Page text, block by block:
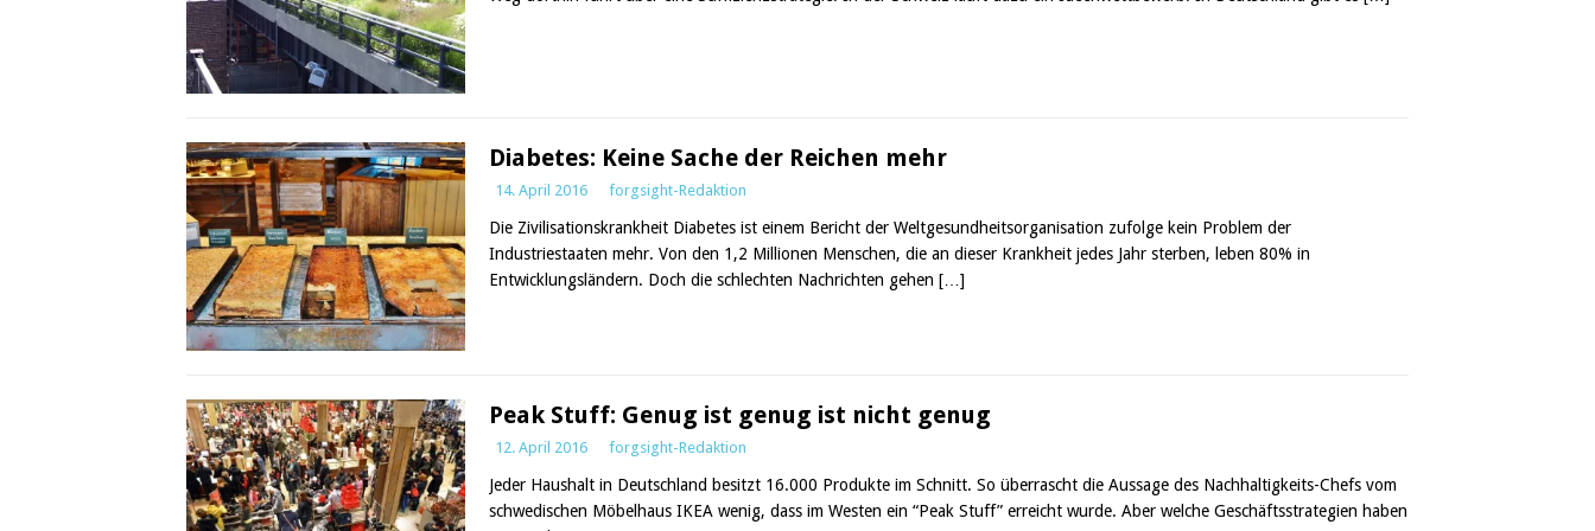
Diabetes: Keine Sache der Reichen mehr
14. April 2016 forgsight-Redaktion
Die Zivilisationskrankheit Diabetes ist einem Bericht der Weltgesundheitsorganisation zufolge kein Problem der
Industriestaaten mehr. Von den 1,2 Millionen Menschen, die an dieser Krankheit jedes Jahr sterben, leben 80% in
Entwicklungsländern. Doch die schlechten Nachrichten gehen […]
Peak Stuff: Genug ist genug ist nicht genug
12. April 2016 forgsight-Redaktion
Jeder Haushalt in Deutschland besitzt 16.000 Produkte im Schnitt. So überrascht die Aussage des Nachhaltigkeits-Chefs vom
schwedischen Möbelhaus IKEA wenig, dass im Westen ein “Peak Stuff” erreicht wurde. Aber welche Geschäftsstrategien haben